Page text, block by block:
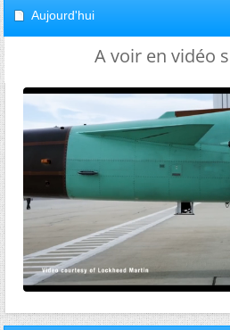
Aujourd'hui
A voir en vidéo